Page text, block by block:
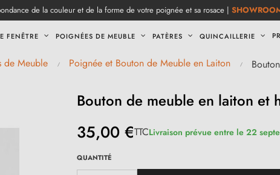
de la couleur et de la forme de votre poignée et sa rosace |
FENÊTRE POIGNÉES DE MEUBLE PATÈRES QUINCAILLERIE
de Meuble Poignée et Bouton de Meuble en Laiton
Bouton de meuble en laiton et
35,00 €TTCLivraison prévue entre le 22
QUANTITÉ